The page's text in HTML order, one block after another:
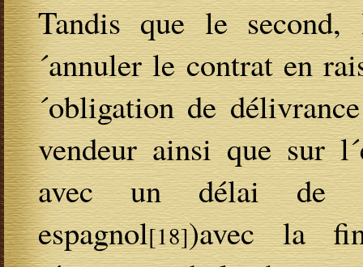
Tandis que le
´annuler le contrat en
´obligation de
vendeur ainsi que sur
avec un délai de
espagnol[18])avec la